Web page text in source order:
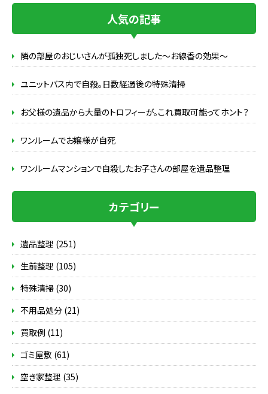
人気の記事
隣の部屋のおじいさんが孤独死しました～お線香の効果～
ユニットバス内で自殺。日数経過後の特殊清掃
お父様の遺品から大量のトロフィーが。これ買取可能ってホント？
ワンルームでお嬢様が自死
ワンルームマンションで自殺したお子さんの部屋を遺品整理
カテゴリー
遺品整理 (251)
生前整理 (105)
特殊清掃 (30)
不用品処分 (21)
買取例 (11)
ゴミ屋敷 (61)
空き家整理 (35)